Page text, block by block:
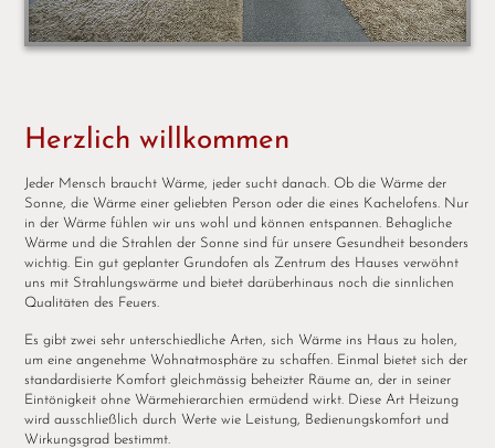
Herzlich willkommen
Jeder Mensch braucht Wärme, jeder sucht danach. Ob die Wärme der
Sonne, die Wärme einer geliebten Person oder die eines Kachelofens. Nur
in der Wärme fühlen wir uns wohl und können entspannen. Behagliche
Wärme und die Strahlen der Sonne sind für unsere Gesundheit besonders
wichtig. Ein gut geplanter Grundofen als Zentrum des Hauses verwöhnt
uns mit Strahlungswärme und bietet darüberhinaus noch die sinnlichen
Qualitäten des Feuers.
Es gibt zwei sehr unterschiedliche Arten, sich Wärme ins Haus zu holen,
um eine angenehme Wohnatmosphäre zu schaffen. Einmal bietet sich der
standardisierte Komfort gleichmässig beheizter Räume an, der in seiner
Eintönigkeit ohne Wärmehierarchien ermüdend wirkt. Diese Art Heizung
wird ausschließlich durch Werte wie Leistung, Bedienungskomfort und
Wirkungsgrad bestimmt.